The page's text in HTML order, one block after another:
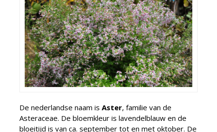
De nederlandse naam is Aster, familie van de
Asteraceae. De bloemkleur is lavendelblauw en de
bloeitijd is van ca. september tot en met oktober. De